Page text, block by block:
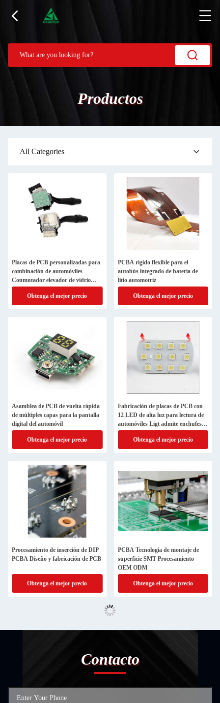
Productos
All Categories
Placas de PCB personalizadas para
combinación de automóviles
Conmutador elevador de vidrio
Conmutador de luz Ventana llave
izquierda delantera del botón
principal de accionamiento
Obtenga el mejor precio
PCBA rígido flexible para el
autobús integrado de batería de
litio automotriz
Obtenga el mejor precio
Asamblea de PCB de vuelta rápida
de múltiples capas para la pantalla
digital del automóvil
Obtenga el mejor precio
Fabricación de placas de PCB con
12 LED de alta luz para lectura de
automóviles Ligt admite enchufes y
carga
Obtenga el mejor precio
Procesamiento de inserción de DIP
PCBA Diseño y fabricación de PCB
Obtenga el mejor precio
PCBA Tecnología de montaje de
superficie SMT Procesamiento
OEM ODM
Obtenga el mejor precio
Contacto